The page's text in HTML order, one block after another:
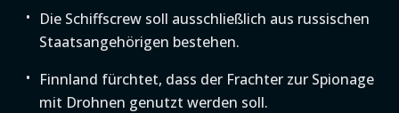
Die Schiffscrew soll ausschließlich aus russischen
Staatsangehörigen bestehen.
Finnland fürchtet, dass der Frachter zur Spionage
mit Drohnen genutzt werden soll.